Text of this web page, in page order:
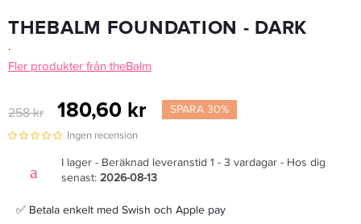
THEBALM FOUNDATION - DARK
.
Fler produkter från theBalm
258 kr 180,60 kr SPARA 30%
Ingen recension
I lager - Beräknad leveranstid 1 - 3 vardagar - Hos dig
senast: 2026-08-13
✅ Betala enkelt med Swish och Apple pay